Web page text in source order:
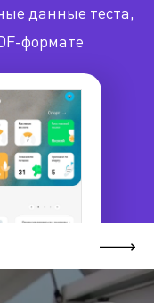
данные теста,
формате